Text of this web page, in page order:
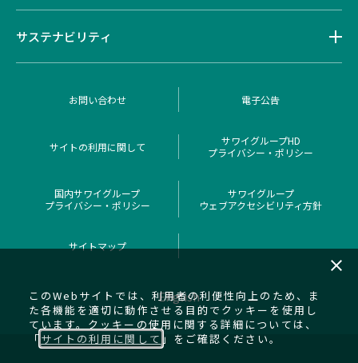
サステナビリティ
お問い合わせ 電子公告
サイトの利用に関して
サワイグループHD
プライバシー・ポリシー
国内サワイグループ
プライバシー・ポリシー
サワイグループ
ウェブアクセシビリティ方針
サイトマップ
English
このWebサイトでは、利用者の利便性向上のため、ま
た各機能を適切に動作させる目的でクッキーを使用し
ています。クッキーの使用に関する詳細については、
「 サイトの利用に関して 」をご確認ください。
close